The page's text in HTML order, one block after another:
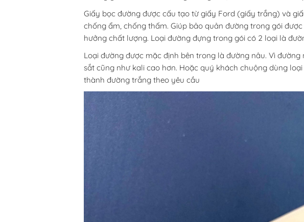
Giấy bọc đường được cấu tạo từ giấy Ford (giấy trắng) và
chống ẩm, chống thấm. Giúp bảo quản đường trong gói
hưởng chất lượng. Loại đường đựng trong gói có 2 loại là
Loại đường được mặc định bên trong là đường nâu. Vì
sắt cũng như kali cao hơn. Hoặc quý khách chuộng dùng
thành đường trắng theo yêu cầu